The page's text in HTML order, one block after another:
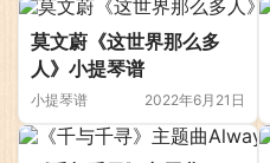
莫文蔚《这世界那么多
人》小提琴谱
小提琴谱 2022年6月21日